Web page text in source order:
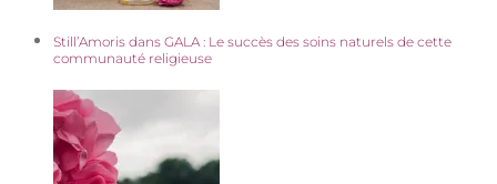
Still’Amoris dans GALA : Le succès des soins naturels de cette
communauté religieuse